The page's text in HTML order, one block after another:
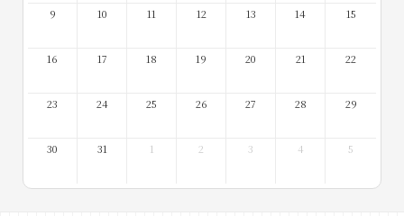
9 10 11 12 13 14 15
16 17 18 19 20 21 22
23 24 25 26 27 28 29
30 31 1 2 3 4 5